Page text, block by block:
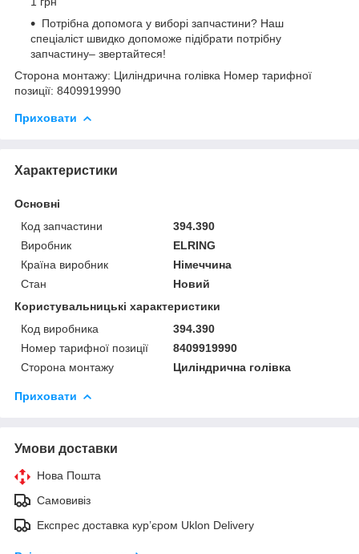
Потрібна допомога у виборі запчастини? Наш
спеціаліст швидко допоможе підібрати потрібну
запчастину– звертайтеся!
Сторона монтажу: Циліндрична голівка Номер тарифної
позиції: 8409919990
Приховати
Характеристики
Основні
Код запчастини
394.390
Виробник
ELRING
Країна виробник
Німеччина
Стан
Новий
Користувальницькі характеристики
Код виробника
394.390
Номер тарифної позиції
8409919990
Сторона монтажу
Циліндрична голівка
Приховати
Умови доставки
Нова Пошта
Самовивіз
Експрес доставка кур’єром Uklon Delivery